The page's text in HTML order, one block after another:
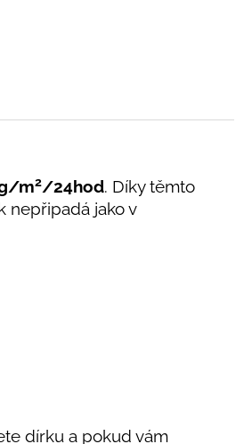
m2/24hod. Díky těmto
nepřipadá jako v
dírku a pokud vám